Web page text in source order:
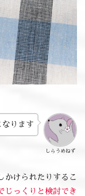
しらうめねず
ります
かけられたりするこ
じっくりと検討でき